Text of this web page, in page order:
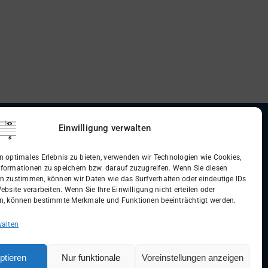
Einwilligung verwalten
optimales Erlebnis zu bieten, verwenden wir Technologien wie Cookies,
zu speichern bzw. darauf zuzugreifen. Wenn Sie diesen
zustimmen, können wir Daten wie das Surfverhalten oder eindeutige IDs
verarbeiten. Wenn Sie Ihre Einwilligung nicht erteilen oder
können bestimmte Merkmale und Funktionen beeinträchtigt werden.
Nur funktionale Voreinstellungen anzeigen
(AGB)